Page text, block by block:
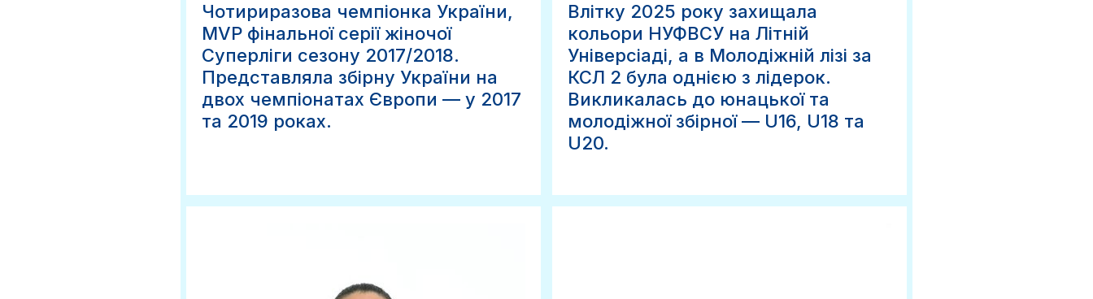
Чотириразова чемпіонка України,
MVP фінальної серії жіночої
Суперліги сезону 2017/2018.
Представляла збірну України на
двох чемпіонатах Європи — у 2017
та 2019 роках.
Влітку 2025 року захищала
кольори НУФВСУ на Літній
Універсіаді, а в Молодіжній лізі за
КСЛ 2 була однією з лідерок.
Викликалась до юнацької та
молодіжної збірної — U16, U18 та
U20.